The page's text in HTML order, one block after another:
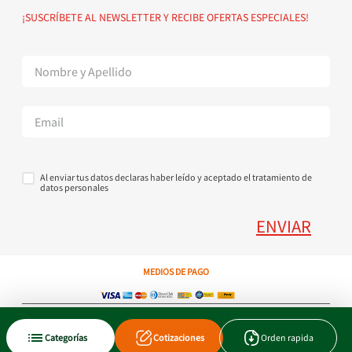
Categorías Cotizaciones Orden rapida
Suscribete al Newsletter
Superintendencia de Industria y Comercio
¡SUSCRÍBETE AL NEWSLETTER Y RECIBE OFERTAS ESPECIALES!
Al enviar tus datos declaras haber leído y aceptado el tratamiento de
datos personales
ENVIAR
MEDIOS DE PAGO
Copyright © 2023 JEN SA. Derechos Reservados. Util.com.co.